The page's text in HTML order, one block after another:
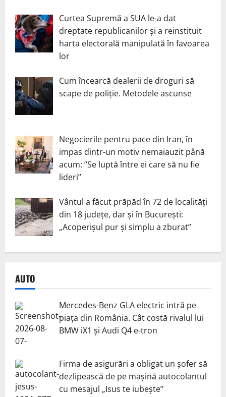
Curtea Supremă a SUA le-a dat
dreptate republicanilor și a reinstituit
harta electorală manipulată în favoarea
lor
Cum încearcă dealerii de droguri să
scape de poliție. Metodele ascunse
Negocierile pentru pace din Iran, în
impas dintr-un motiv nemaiauzit până
acum: ”Se luptă între ei care să nu fie
lideri”
Vântul a făcut prăpăd în 72 de localități
din 18 județe, dar și în București:
„Acoperișul pur și simplu a zburat”
AUTO
Mercedes-Benz GLA electric intră pe
piața din România. Cât costă rivalul lui
BMW iX1 și Audi Q4 e-tron
Firma de asigurări a obligat un șofer să
dezlipească de pe mașină autocolantul
cu mesajul „Isus te iubește”